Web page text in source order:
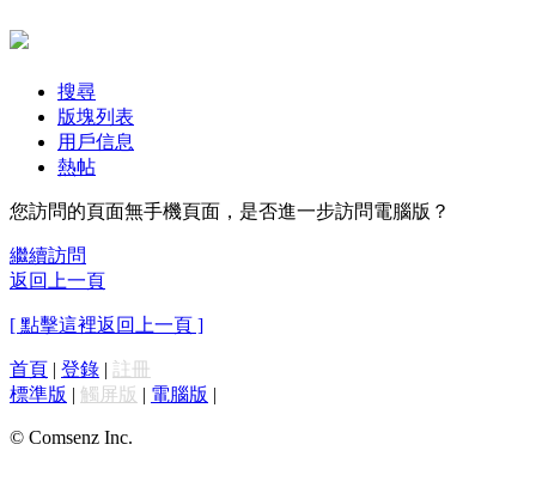
搜尋
版塊列表
用戶信息
熱帖
您訪問的頁面無手機頁面，是否進一步訪問電腦版？
繼續訪問
返回上一頁
[ 點擊這裡返回上一頁 ]
首頁 | 登錄 | 註冊
標準版 | 觸屏版 | 電腦版 |
© Comsenz Inc.